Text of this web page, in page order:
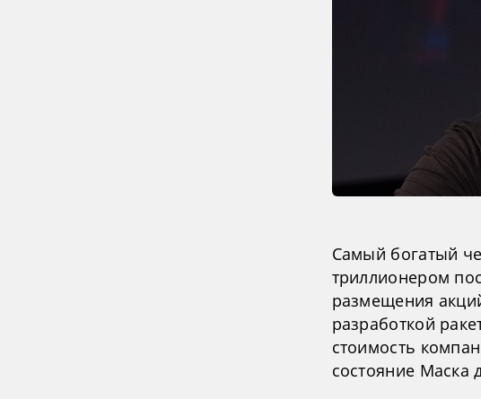
Самый богатый
триллионером
размещения
разработкой
стоимость
состояние Маска